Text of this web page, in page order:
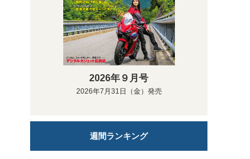
2026年９月号
2026年7月31日（金）発売
週間ランキング